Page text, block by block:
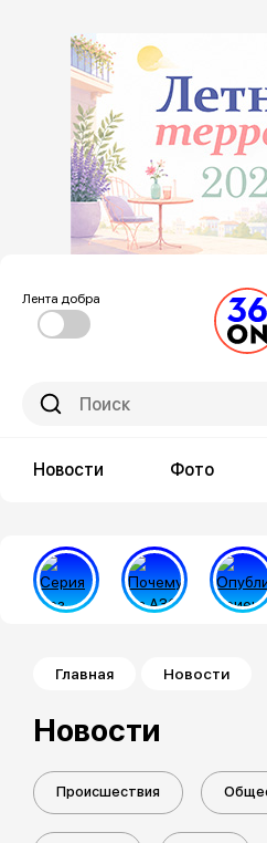
Лента добра
Новости Фото
Строка навигации
Главная Новости
Новости
Происшествия